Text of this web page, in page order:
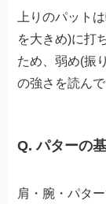
上りのパット
を大きめ)に打
ため、弱め(振
の強さを読ん
Q. パターの
肩・腕・パタ